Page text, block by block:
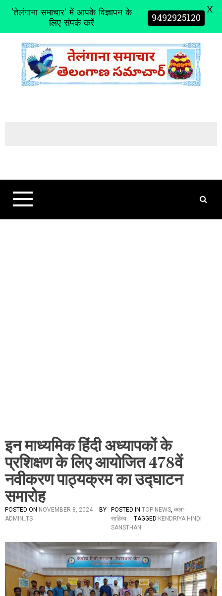
t
इन माध्यमिक हिंदी अध्यापकों के
प्रशिक्षण के लिए आयोजित 478वें
नवीकरण पाठ्यक्रम का उद्घाटन
समारोह
POSTED ON NOVEMBER 8, 2024
BY
ADMIN_TS
POSTED IN TOP NEWS, कला-
साहित्य
TAGGED KENDRIYA HINDI
SANSTHAN
'तेलंगाना समाचार' में आपके विज्ञापन के
लिए संपर्क करें 9492925120 X